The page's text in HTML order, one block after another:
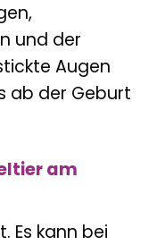
und der
Augen
ab der Geburt
am
Es kann bei